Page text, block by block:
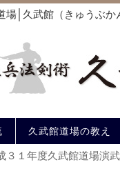
場│久武館（きゅうぶ
久武館道場の教え
３１年度久武館道場演